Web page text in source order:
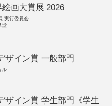
画大賞展 2026
実行委員会
堂
ザイン賞 一般部門
ル
ザイン賞 学生部門《学生